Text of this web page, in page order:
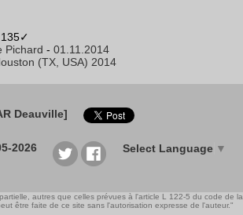
135✓
Pichard - 01.11.2014
(TX, USA) 2014
Deauville]
2026 Select Language ▼
autres que celles prévues à l'article L 122-5 du code de la
être faite de ce site sans l'autorisation expresse de l'auteur."